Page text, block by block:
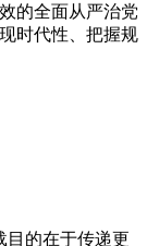
的全面从严治党
时代性、把握规
目的在于传递更